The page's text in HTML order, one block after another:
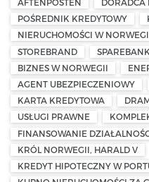
AFTENPOSTEN
DORADCA
POŚREDNIK KREDYTOWY
NIERUCHOMOŚCI W
STOREBRAND
BIZNES W NORWEGII
AGENT UBEZPIECZENIOWY
KARTA KREDYTOWA
USŁUGI PRAWNE
FINANSOWANIE
KRÓL NORWEGII, HARALD V
KREDYT HIPOTECZNY W